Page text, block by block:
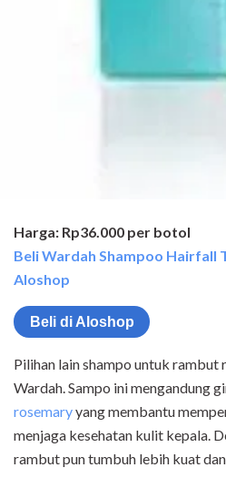
Harga: Rp36.000 per botol
Beli Wardah Shampoo Hairfall
Aloshop
Beli di Aloshop
Pilihan lain shampo untuk
Wardah. Sampo ini mengandung
rosemaryyang membantu
menjaga kesehatan kulit kepala.
rambut pun tumbuh lebih kuat